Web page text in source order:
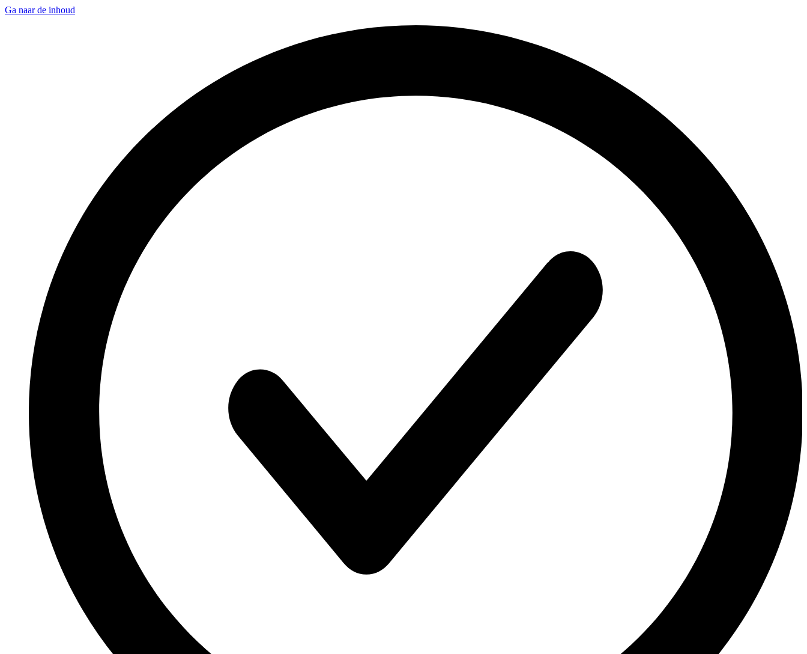
Ga naar de inhoud